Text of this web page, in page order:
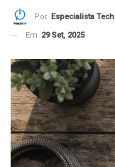
Por Especialista Tech
Em 29 Set, 2025